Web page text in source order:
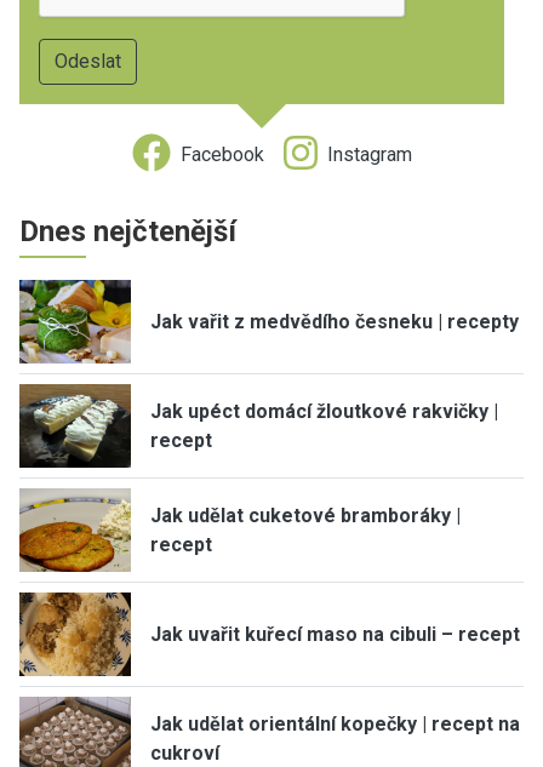
Facebook Instagram
Dnes nejčtenější
Jak vařit z medvědího česneku | recepty
Jak upéct domácí žloutkové rakvičky |
recept
Jak udělat cuketové bramboráky |
recept
Jak uvařit kuřecí maso na cibuli – recept
Jak udělat orientální kopečky | recept na
cukroví